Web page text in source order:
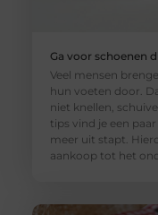
Ga voor schoenen
Veel mensen
hun voeten door.
niet knellen,
tips vind je een
meer uit stapt.
aankoop tot het